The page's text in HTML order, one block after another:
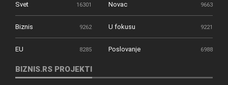
Svet 16301 Novac 9663
Biznis 9262 U fokusu 9221
EU 8285 Poslovanje 6988
BIZNIS.RS PROJEKTI